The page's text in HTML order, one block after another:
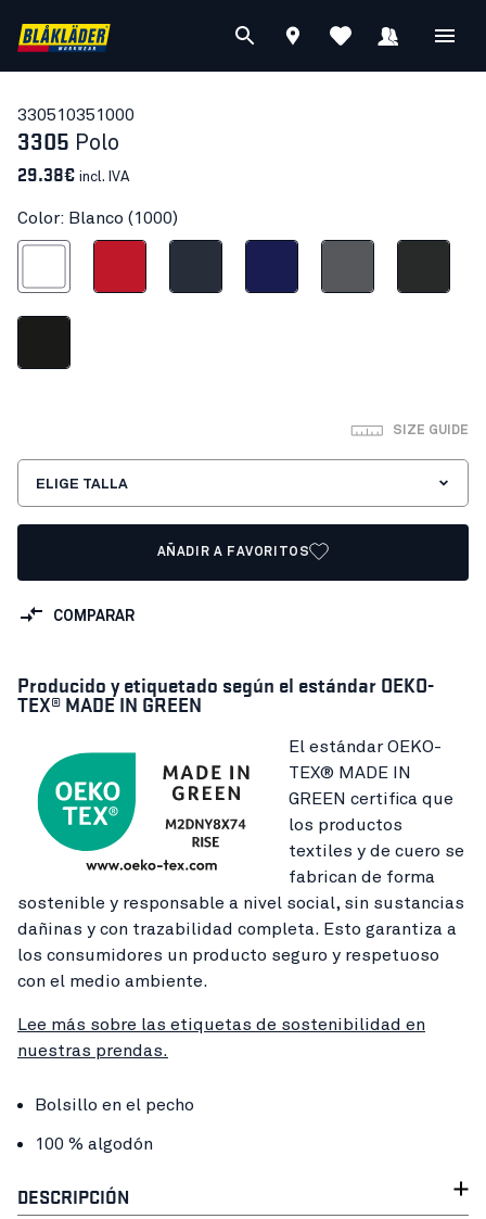
330510351000
3305 Polo
29.38€ incl. IVA
Color: Blanco (1000)
SIZE GUIDE
ELIGE TALLA
AÑADIR A FAVORITOS
COMPARAR
Producido y etiquetado según el estándar OEKO-
TEX® MADE IN GREEN
El estándar OEKO-
TEX® MADE IN
GREEN certifica que
los productos
textiles y de cuero se
fabrican de forma
sostenible y responsable a nivel social, sin sustancias
dañinas y con trazabilidad completa. Esto garantiza a
los consumidores un producto seguro y respetuoso
con el medio ambiente.
Lee más sobre las etiquetas de sostenibilidad en
nuestras prendas.
Bolsillo en el pecho
100 % algodón
DESCRIPCIÓN